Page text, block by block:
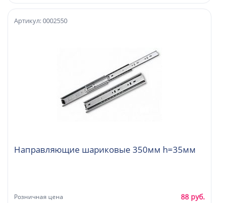
Направляющие шариковые 350мм h=35мм
Артикул: 0002550
Розничная цена 88 руб.